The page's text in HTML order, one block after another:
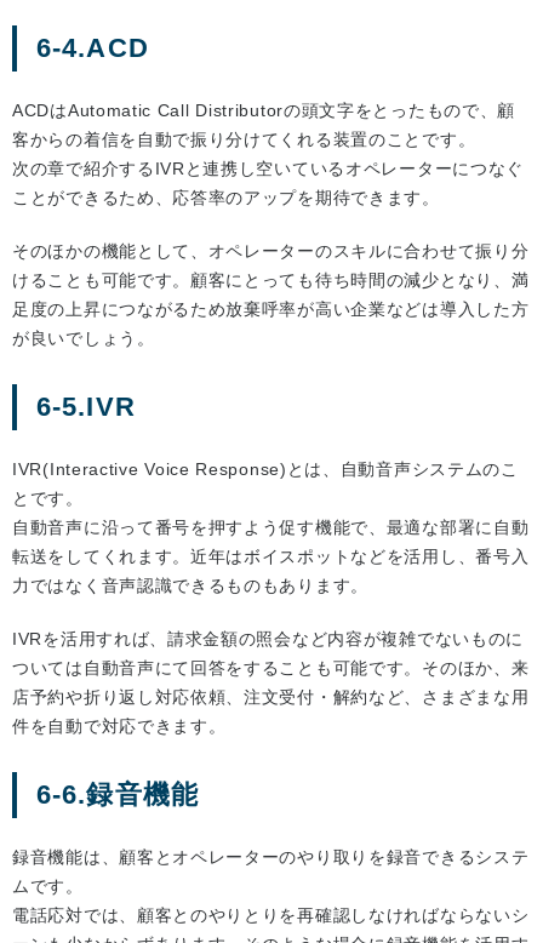
6-4.ACD
ACDはAutomatic Call Distributorの頭文字をとったもので、顧
客からの着信を自動で振り分けてくれる装置のことです。
次の章で紹介するIVRと連携し空いているオペレーターにつなぐ
ことができるため、応答率のアップを期待できます。
そのほかの機能として、オペレーターのスキルに合わせて振り分
けることも可能です。顧客にとっても待ち時間の減少となり、満
足度の上昇につながるため放棄呼率が高い企業などは導入した方
が良いでしょう。
6-5.IVR
IVR(Interactive Voice Response)とは、自動音声システムのこ
とです。
自動音声に沿って番号を押すよう促す機能で、最適な部署に自動
転送をしてくれます。近年はボイスポットなどを活用し、番号入
力ではなく音声認識できるものもあります。
IVRを活用すれば、請求金額の照会など内容が複雑でないものに
ついては自動音声にて回答をすることも可能です。そのほか、来
店予約や折り返し対応依頼、注文受付・解約など、さまざまな用
件を自動で対応できます。
6-6.録音機能
録音機能は、顧客とオペレーターのやり取りを録音できるシステ
ムです。
電話応対では、顧客とのやりとりを再確認しなければならないシ